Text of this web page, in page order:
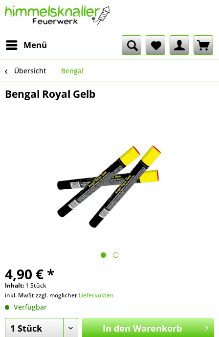
Menü
Übersicht Bengal
Bengal Royal Gelb
4,90 € *
Inhalt: 1 Stück
inkl. MwSt zzgl. möglicher Lieferkosten
Verfügbar
In den Warenkorb